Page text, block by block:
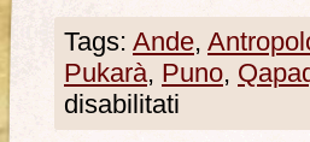
Tags: Ande,
Pukarà, Puno,
disabilitati